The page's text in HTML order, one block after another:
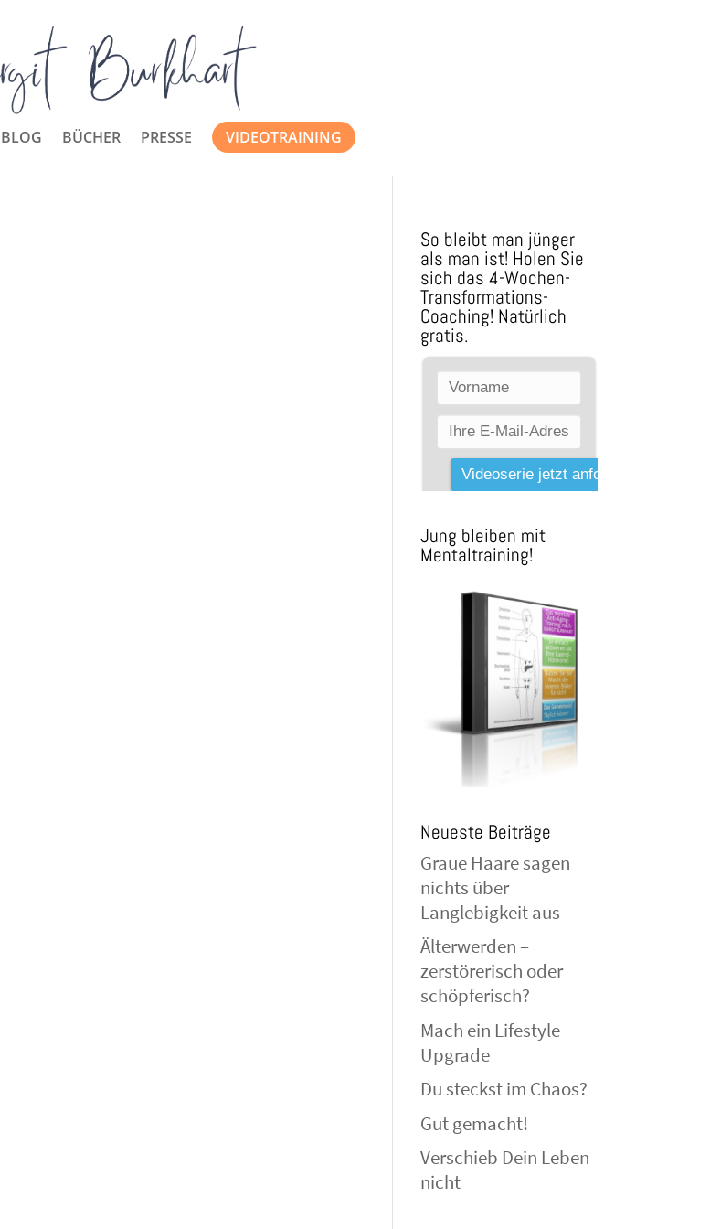
BLOG BÜCHER PRESSE VIDEOTRAINING
So bleibt man jünger
als man ist! Holen Sie
sich das 4-Wochen-
Transformations-
Coaching! Natürlich
gratis.
Jung bleiben mit
Mentaltraining!
Neueste Beiträge
Graue Haare sagen
nichts über
Langlebigkeit aus
Älterwerden –
zerstörerisch oder
schöpferisch?
Mach ein Lifestyle
Upgrade
Du steckst im Chaos?
Gut gemacht!
Verschieb Dein Leben
nicht